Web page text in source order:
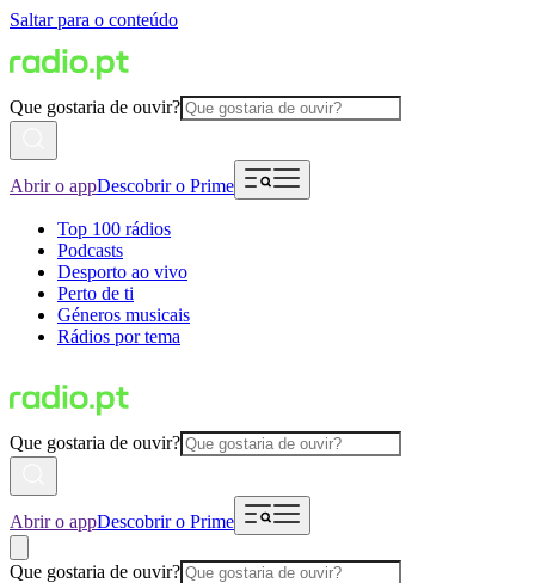
Saltar para o conteúdo
Que gostaria de ouvir?
Abrir o appDescobrir o Prime
Top 100 rádios
Podcasts
Desporto ao vivo
Perto de ti
Géneros musicais
Rádios por tema
Que gostaria de ouvir?
Abrir o appDescobrir o Prime
Que gostaria de ouvir?